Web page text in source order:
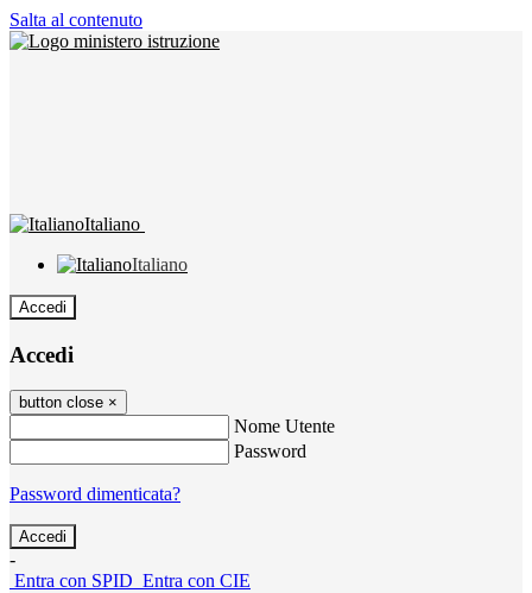
Salta al contenuto
Italiano
Italiano
Accedi
Accedi
button close ×
Nome Utente
Password
Password dimenticata?
-
Entra con SPID Entra con CIE